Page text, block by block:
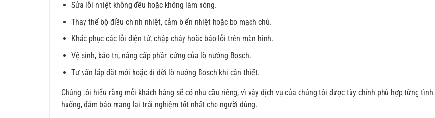
Sửa lỗi nhiệt không đều hoặc không làm nóng.
Thay thế bộ điều chỉnh nhiệt, cảm biến nhiệt hoặc bo mạch chủ.
Khắc phục các lỗi điện tử, chập cháy hoặc báo lỗi trên màn hình.
Vệ sinh, bảo trì, nâng cấp phần cứng của lò nướng Bosch.
Tư vấn lắp đặt mới hoặc di dời lò nướng Bosch khi cần thiết.
Chúng tôi hiểu rằng mỗi khách hàng sẽ có nhu cầu riêng, vì vậy dịch vụ của chúng tôi được tùy chỉnh phù hợp từng tình
huống, đảm bảo mang lại trải nghiệm tốt nhất cho người dùng.